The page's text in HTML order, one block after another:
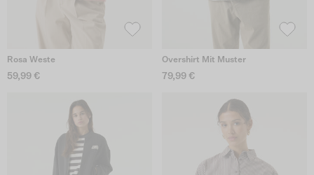
Rosa Weste
59,99 €
Overshirt Mit Muster
79,99 €